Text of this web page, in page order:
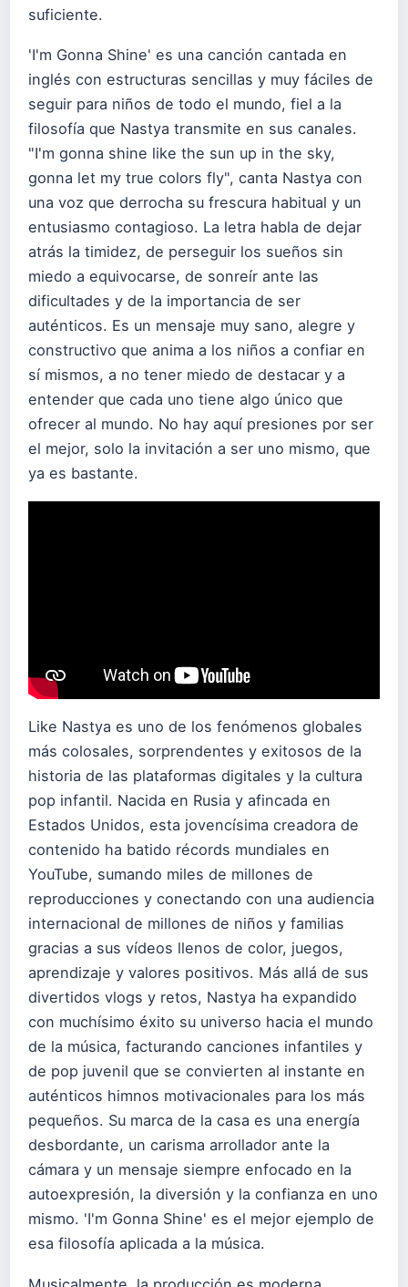
suficiente.
'I'm Gonna Shine' es una canción cantada en
inglés con estructuras sencillas y muy fáciles de
seguir para niños de todo el mundo, fiel a la
filosofía que Nastya transmite en sus canales.
"I'm gonna shine like the sun up in the sky,
gonna let my true colors fly", canta Nastya con
una voz que derrocha su frescura habitual y un
entusiasmo contagioso. La letra habla de dejar
atrás la timidez, de perseguir los sueños sin
miedo a equivocarse, de sonreír ante las
dificultades y de la importancia de ser
auténticos. Es un mensaje muy sano, alegre y
constructivo que anima a los niños a confiar en
sí mismos, a no tener miedo de destacar y a
entender que cada uno tiene algo único que
ofrecer al mundo. No hay aquí presiones por ser
el mejor, solo la invitación a ser uno mismo, que
ya es bastante.
Like Nastya es uno de los fenómenos globales
más colosales, sorprendentes y exitosos de la
historia de las plataformas digitales y la cultura
pop infantil. Nacida en Rusia y afincada en
Estados Unidos, esta jovencísima creadora de
contenido ha batido récords mundiales en
YouTube, sumando miles de millones de
reproducciones y conectando con una audiencia
internacional de millones de niños y familias
gracias a sus vídeos llenos de color, juegos,
aprendizaje y valores positivos. Más allá de sus
divertidos vlogs y retos, Nastya ha expandido
con muchísimo éxito su universo hacia el mundo
de la música, facturando canciones infantiles y
de pop juvenil que se convierten al instante en
auténticos himnos motivacionales para los más
pequeños. Su marca de la casa es una energía
desbordante, un carisma arrollador ante la
cámara y un mensaje siempre enfocado en la
autoexpresión, la diversión y la confianza en uno
mismo. 'I'm Gonna Shine' es el mejor ejemplo de
esa filosofía aplicada a la música.